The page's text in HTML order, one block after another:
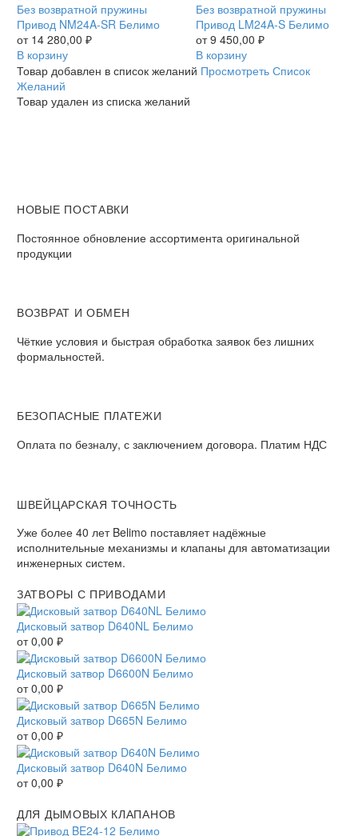
Привод
NM24A-
SR
Белимо
Без возвратной пружины
Привод NM24A-SR Белимо
от 14 280,00 ₽
В корзину
Привод
LM24A-
S
Белимо
Без возвратной пружины
Привод LM24A-S Белимо
от9 450,00 ₽
В корзину
Товар добавлен в список желаний Просмотреть Список
Желаний
Товар удален из списка желаний
НОВЫЕ ПОСТАВКИ
Постоянное обновление ассортимента оригинальной
продукции
ВОЗВРАТ И ОБМЕН​
Чёткие условия и быстрая обработка заявок без лишних
формальностей.​
БЕЗОПАСНЫЕ ПЛАТЕЖИ​
Оплата по безналу, с заключением договора. Платим НДС​
ШВЕЙЦАРСКАЯ ТОЧНОСТЬ
Уже более 40 лет Belimo поставляет надёжные
исполнительные механизмы и клапаны для автоматизации
инженерных систем.
ЗАТВОРЫ С ПРИВОДАМИ
Дисковый затвор D640NL Белимо
от0,00 ₽
Дисковый затвор D6600N Белимо
от0,00 ₽
Дисковый затвор D665N Белимо
от0,00 ₽
Дисковый затвор D640N Белимо
от0,00 ₽
ДЛЯ ДЫМОВЫХ КЛАПАНОВ